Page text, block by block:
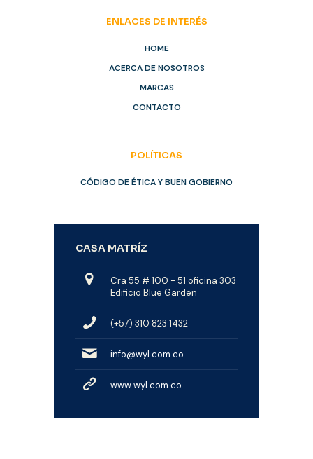
ENLACES DE INTERÉS
HOME
ACERCA DE NOSOTROS
MARCAS
CONTACTO
POLÍTICAS
CÓDIGO DE ÉTICA Y BUEN GOBIERNO
CASA MATRÍZ
Cra 55 # 100 - 51 oficina 303
Edificio Blue Garden
(+57) 310 823 1432
info@wyl.com.co
www.wyl.com.co